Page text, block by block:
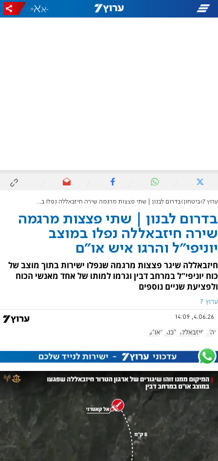
-
+
ערוץ 7 ביטחון בדרום לבנון | שתי פצצות מרגמה שירה חיזבאללה נפלו במוצב יוניפי"ל והרגו איש או"ם
בדרום לבנון | שתי פצצות מרגמה
שירה חיזבאללה נפלו במוצב
יוניפי"ל והרגו איש או"ם
חיזבאללה שיגר פצצות מרגמה שנפלו ישירות בתוך מוצב של
כוח יוניפי"ל במרחב דבין וגרמו למותו של אחד מאנשי הכוח
ולפציעת שניים נוספים
ערוץ 7
4.06.26, 14:09
צה"ל חיזבאללה לבנון האו"ם